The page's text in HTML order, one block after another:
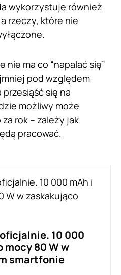
wykorzystuje również
rzeczy, które nie
nie ma co “napalać się”
pod względem
się na
możliwy może
rok – zależy jak
pracować.
oficjalnie. 10 000
mocy 80 W w
smartfonie